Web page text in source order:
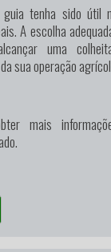
guia tenha sido útil
A escolha
uma
sua operação
mais